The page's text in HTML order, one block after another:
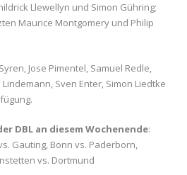
Llewellyn und Simon Gühring;
Maurice Montgomery und Philip
Jose Pimentel, Samuel Redle,
Sven Enter, Simon Liedtke
DBL an diesem Wochenende:
Gauting, Bonn vs. Paderborn,
vs. Dortmund